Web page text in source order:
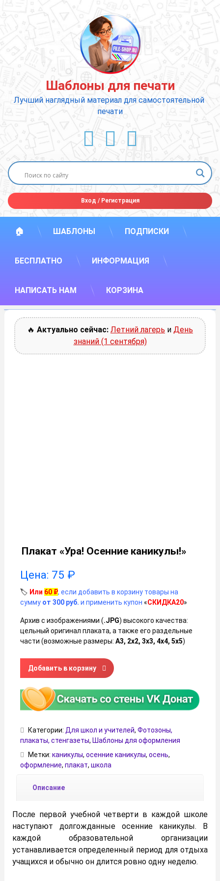
содержимому
Шаблоны для печати
Лучший наглядный материал для самостоятельной
печати
ВКонтакте
YouTube
E-mail
Вход /Регистрация
🏠 ШАБЛОНЫ ПОДПИСКИ
БЕСПЛАТНО ИНФОРМАЦИЯ
НАПИСАТЬ НАМ КОРЗИНА
🔥 Актуально сейчас: Летний лагерь и День
знаний (1 сентября)
Плакат «Ура! Осенние каникулы!»
Цена: 75 ₽
🏷️ Или 60 ₽, если добавить в корзину товары на
сумму от 300 руб. и применить купон «СКИДКА20»
Архив с изображениями (.JPG) высокого качества:
цельный оригинал плаката, а также его раздельные
части (возможные размеры: А3, 2х2, 3х3, 4х4, 5х5)
Количество товара Плакат «Ура! Осенние каникулы!»
Добавить в корзину
Категории: Для школ и учителей, Фотозоны,
плакаты, стенгазеты, Шаблоны для оформления
Метки: каникулы, осенние каникулы, осень,
оформление, плакат, школа
Описание
После первой учебной четверти в каждой школе
наступают долгожданные осенние каникулы. В
каждой образовательной организации
устанавливается определенный период для отдыха
учащихся и обычно он длится ровно одну неделю.